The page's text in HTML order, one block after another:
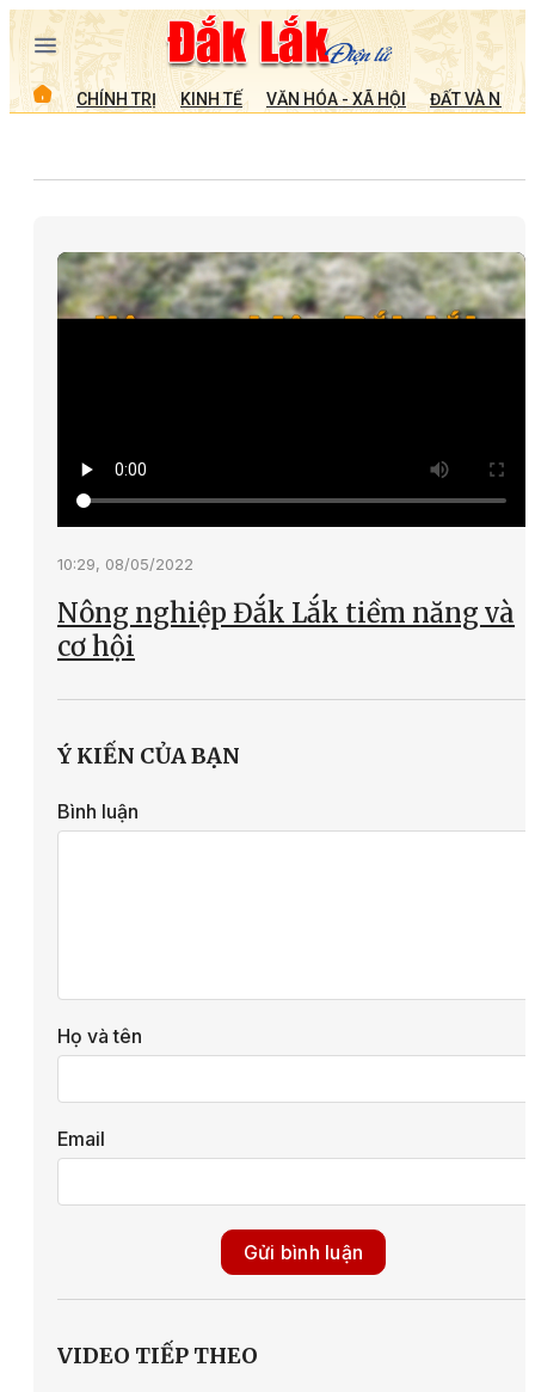
CHÍNH TRỊ KINH TẾ VĂN HÓA - XÃ HỘI ĐẤT VÀ
10:29, 08/05/2022
Nông nghiệp Đắk Lắk tiềm năng và
cơ hội
Ý KIẾN CỦA BẠN
Bình luận
Họ và tên
Email
Gửi bình luận
VIDEO TIẾP THEO